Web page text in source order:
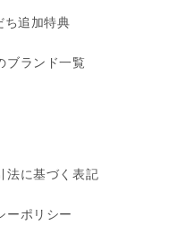
追加特典
ブランド一覧
法に基づく表記
ーポリシー